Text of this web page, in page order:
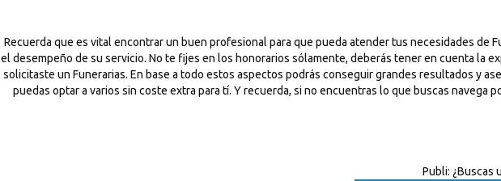
Recuerda que es vital encontrar un buen profesional para que pueda atender tus necesidades
el desempeño de su servicio. No te fijes en los honorarios sólamente, deberás tener en cuenta la
solicitaste un Funerarias. En base a todo estos aspectos podrás conseguir grandes resultados y
puedas optar a varios sin coste extra para tí. Y recuerda, si no encuentras lo que buscas
Publi: ¿Buscas